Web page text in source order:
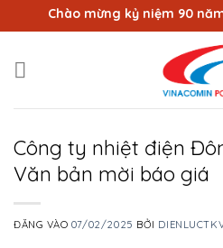
qua
dung
Chào mừng kỷ niệm 90
Công ty nhiệt điện
Văn bản mời báo giá
ĐĂNG VÀO07/02/2025 BỞI